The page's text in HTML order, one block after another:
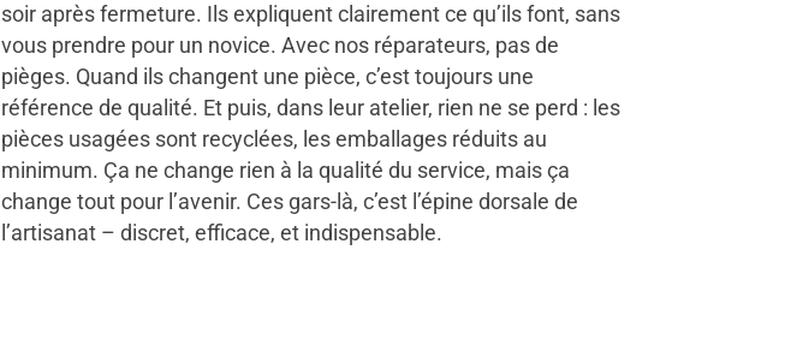
soir après fermeture. Ils expliquent clairement ce qu’ils font, sans
vous prendre pour un novice. Avec nos réparateurs, pas de
pièges. Quand ils changent une pièce, c’est toujours une
référence de qualité. Et puis, dans leur atelier, rien ne se perd : les
pièces usagées sont recyclées, les emballages réduits au
minimum. Ça ne change rien à la qualité du service, mais ça
change tout pour l’avenir. Ces gars-là, c’est l’épine dorsale de
l’artisanat – discret, efficace, et indispensable.